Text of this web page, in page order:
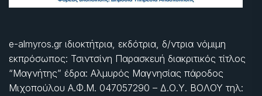
e-almyros.gr ιδιοκτήτρια, εκδότρια, δ/ντρια νόμιμη
εκπρόσωπος: Τσιντσίνη Παρασκευή διακριτικός τίτλος
“Μαγνήτης” έδρα: Αλμυρός Μαγνησίας πάροδος
Μιχοπούλου Α.Φ.Μ. 047057290 – Δ.Ο.Υ. ΒΟΛΟΥ τηλ: